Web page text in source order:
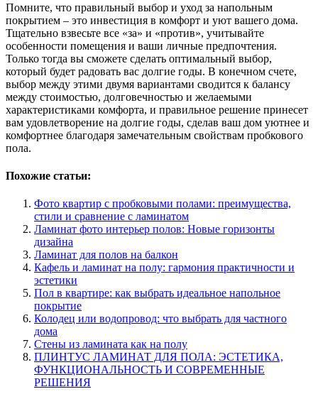
Помните, что правильный выбор и уход за напольным
покрытием – это инвестиция в комфорт и уют вашего дома.
Тщательно взвесьте все «за» и «против», учитывайте
особенности помещения и ваши личные предпочтения.
Только тогда вы сможете сделать оптимальный выбор,
который будет радовать вас долгие годы. В конечном счете,
выбор между этими двумя вариантами сводится к балансу
между стоимостью, долговечностью и желаемыми
характеристиками комфорта, и правильное решение принесет
вам удовлетворение на долгие годы, сделав ваш дом уютнее и
комфортнее благодаря замечательным свойствам пробкового
пола.
Похожие статьи:
Фото квартир с пробковыми полами: преимущества,
стили и сравнение с ламинатом
Ламинат фото интерьер полов: Новые горизонты
дизайна
Ламинат для полов на балкон
Кафель и ламинат на полу: гармония практичности и
эстетики
Пол в квартире: как выбрать идеальное напольное
покрытие
Колодец или водопровод: что выбрать для частного
дома
Стены из ламината как на полу
ПЛИНТУС ЛАМИНАТ ДЛЯ ПОЛА: ЭСТЕТИКА,
ФУНКЦИОНАЛЬНОСТЬ И СОВРЕМЕННЫЕ
РЕШЕНИЯ